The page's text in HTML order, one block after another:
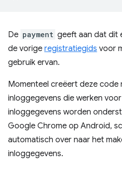
De payment geeft aan dat dit
de vorige registratiegids voor
gebruik ervan.
Momenteel creëert deze code
inloggegevens die werken
inloggegevens worden
Google Chrome op Android,
automatisch over naar het
inloggegevens.